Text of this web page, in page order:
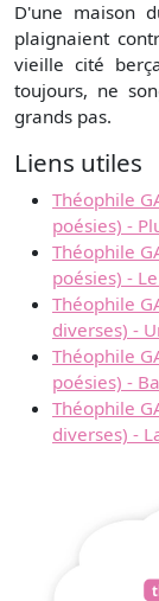
D'une maison
plaignaient
vieille cité
toujours, ne
grands pas.
Liens utiles
Théophile
poésies) -
Théophile
poésies) -
Théophile
diverses) -
Théophile
poésies) -
Théophile
diverses) -